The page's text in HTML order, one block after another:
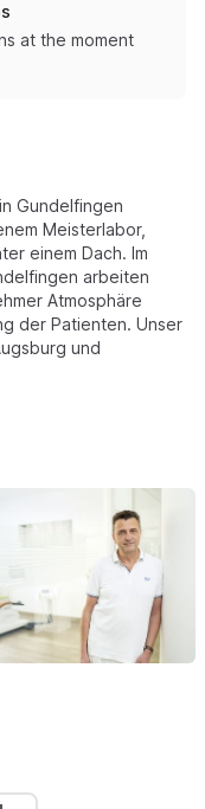
at the moment
Gundelfingen
Meisterlabor,
einem Dach. Im
arbeiten
Atmosphäre
der Patienten. Unser
und